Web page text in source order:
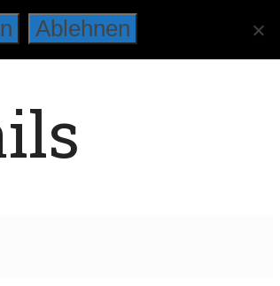
Ablehnen